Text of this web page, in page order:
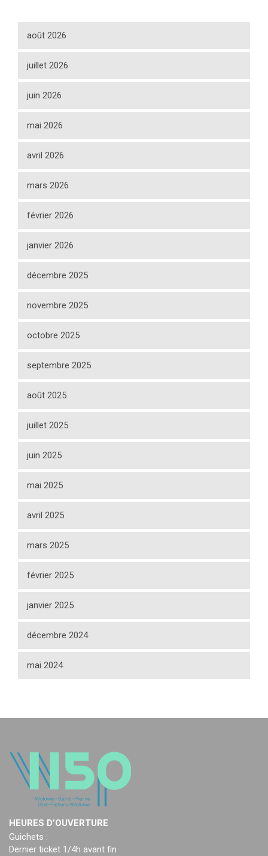
août 2026
juillet 2026
juin 2026
mai 2026
avril 2026
mars 2026
février 2026
janvier 2026
décembre 2025
novembre 2025
octobre 2025
septembre 2025
août 2025
juillet 2025
juin 2025
mai 2025
avril 2025
mars 2025
février 2025
janvier 2025
décembre 2024
mai 2024
HEURES D’OUVERTURE
Guichets :
Dernier ticket 1/4h avant fin